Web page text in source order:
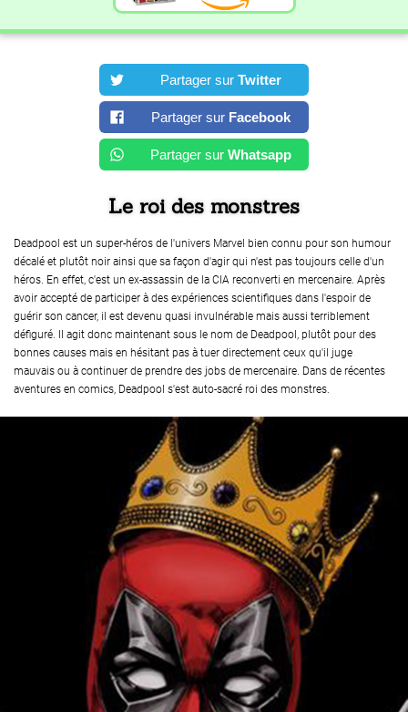
Partager sur Twitter
Partager sur Facebook
Partager sur Whatsapp
Le roi des monstres
Deadpool est un super-héros de l'univers Marvel bien connu pour son humour
décalé et plutôt noir ainsi que sa façon d'agir qui n'est pas toujours celle d'un
héros. En effet, c'est un ex-assassin de la CIA reconverti en mercenaire. Après
avoir accepté de participer à des expériences scientifiques dans l'espoir de
guérir son cancer, il est devenu quasi invulnérable mais aussi terriblement
défiguré. Il agit donc maintenant sous le nom de Deadpool, plutôt pour des
bonnes causes mais en hésitant pas à tuer directement ceux qu'il juge
mauvais ou à continuer de prendre des jobs de mercenaire. Dans de récentes
aventures en comics, Deadpool s'est auto-sacré roi des monstres.